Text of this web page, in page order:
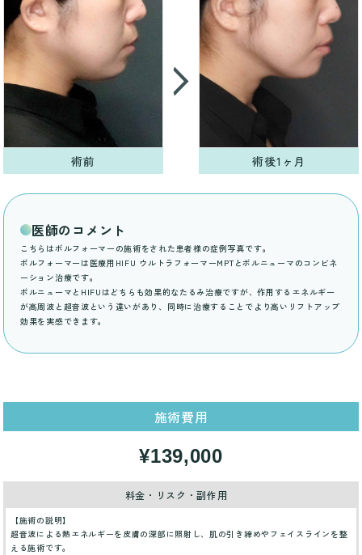
術前 術後1ヶ月
医師のコメント
こちらはボルフォーマーの施術をされた患者様の症例写真です。
ボルフォーマーは医療用HIFU ウルトラフォーマーMPTとボルニューマのコンビネ
ーション治療です。
ボルニューマとHIFUはどちらも効果的なたるみ治療ですが、作用するエネルギー
が高周波と超音波という違いがあり、同時に治療することでより高いリフトアップ
効果を実感できます。
施術費用
¥139,000
料金・リスク・副作用
【施術の説明】
超音波による熱エネルギーを皮膚の深部に照射し、肌の引き締めやフェイスラインを整
える施術です。